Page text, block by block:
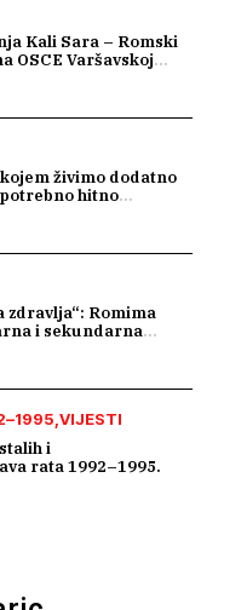
Kali Sara – Romski
OSCE Varšavskoj
u periodu 1992–
živimo dodatno
hitno
zdravlja“: Romima
i sekundarna
VIJESTI
i
rata 1992–1995.